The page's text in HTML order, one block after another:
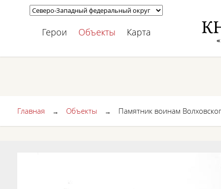
Герои Объекты Карта
Главная → Объекты → Памятник воинам